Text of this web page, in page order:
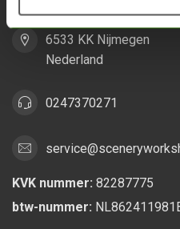
Grootstalselaan 46
6533 KK Nijmegen
Nederland
0247370271
KVK nummer: 82287775
btw-nummer: